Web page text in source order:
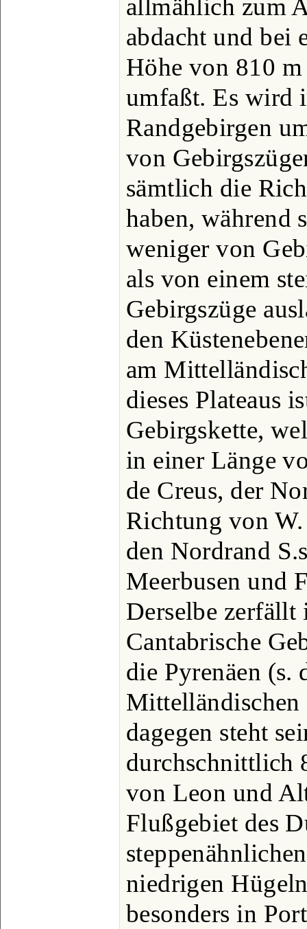
allmählich zum
abdacht und bei
Höhe von 810
umfaßt. Es wird
Randgebirgen
von
sämtlich die
haben, während
weniger von
als von einem
Gebirgszüge
den
am
dieses Plateaus
Gebirgskette,
in einer Länge
de Creus, der
Richtung von
den Nordrand
Meerbusen und
Derselbe zerfällt
Cantabrische
die Pyrenäen (s.
Mittelländischen
dagegen steht
durchschnittlich
von Leon und
Flußgebiet des
niedrigen
besonders in